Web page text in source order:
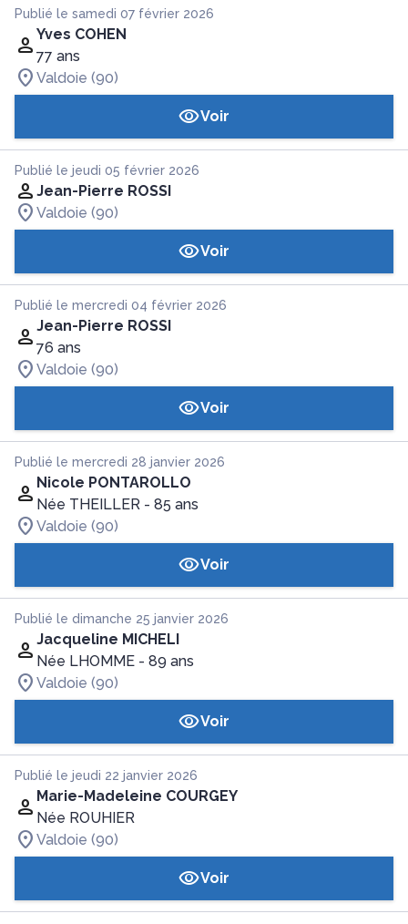
Publié le samedi 07 février 2026
Yves COHEN
77 ans
Valdoie (90)
Voir
Publié le jeudi 05 février 2026
Jean-Pierre ROSSI
Valdoie (90)
Voir
Publié le mercredi 04 février 2026
Jean-Pierre ROSSI
76 ans
Valdoie (90)
Voir
Publié le mercredi 28 janvier 2026
Nicole PONTAROLLO
Née THEILLER - 85 ans
Valdoie (90)
Voir
Publié le dimanche 25 janvier 2026
Jacqueline MICHELI
Née LHOMME - 89 ans
Valdoie (90)
Voir
Publié le jeudi 22 janvier 2026
Marie-Madeleine COURGEY
Née ROUHIER
Valdoie (90)
Voir